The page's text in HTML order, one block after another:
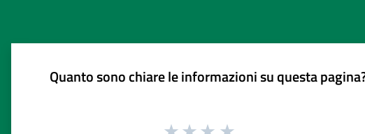
Quanto sono chiare le informazioni su questa